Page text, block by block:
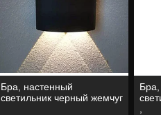
Бра, настенный
светильник черный жемчуг
,